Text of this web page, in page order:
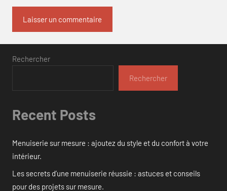
Rechercher
Rechercher
Recent Posts
Menuiserie sur mesure : ajoutez du style et du confort à votre
intérieur.
Les secrets d’une menuiserie réussie : astuces et conseils
pour des projets sur mesure.